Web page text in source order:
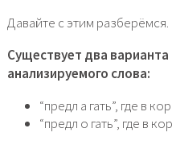
Давайте с этим разберёмся.
Существует два
анализируемого слова:
“предл а гать”, где в
“предл о гать”, где в